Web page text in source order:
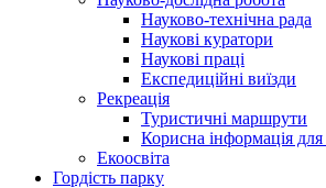
Науково-технічна рада
Наукові куратори
Наукові праці
Експедиційні виїзди
Рекреація
Туристичні маршрути
Корисна інформація для
Екоосвіта
Гордість парку